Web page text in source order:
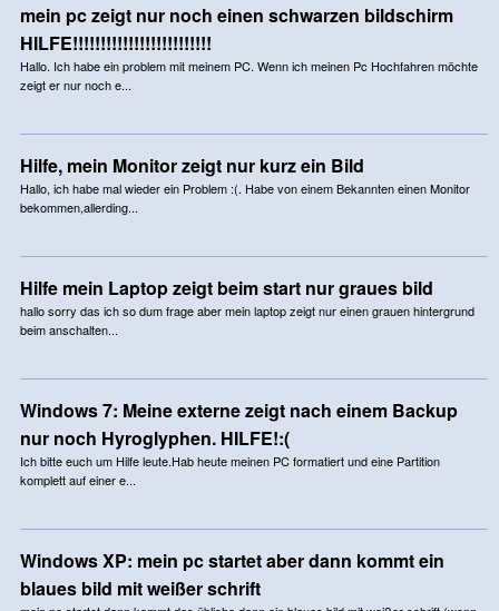
mein pc zeigt nur noch einen schwarzen bildschirm
HILFE!!!!!!!!!!!!!!!!!!!!!!!!!
Hallo. Ich habe ein problem mit meinem PC. Wenn ich meinen Pc Hochfahren möchte
zeigt er nur noch e...
Hilfe, mein Monitor zeigt nur kurz ein Bild
Hallo, ich habe mal wieder ein Problem :(. Habe von einem Bekannten einen Monitor
bekommen,allerding...
Hilfe mein Laptop zeigt beim start nur graues bild
hallo sorry das ich so dum frage aber mein laptop zeigt nur einen grauen hintergrund
beim anschalten...
Windows 7: Meine externe zeigt nach einem Backup
nur noch Hyroglyphen. HILFE!:(
Ich bitte euch um Hilfe leute.Hab heute meinen PC formatiert und eine Partition
komplett auf einer e...
Windows XP: mein pc startet aber dann kommt ein
blaues bild mit weißer schrift